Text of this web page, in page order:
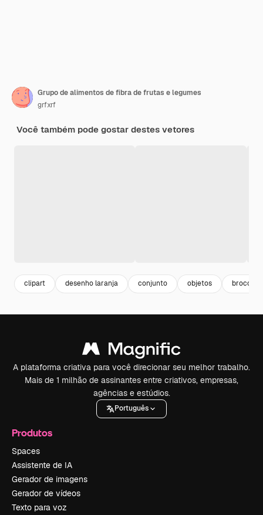
Grupo de alimentos de fibra de frutas e legumes
grfxrf
Você também pode gostar destes vetores
clipart desenho laranja conjunto objetos broccoli
A plataforma criativa para você direcionar seu melhor trabalho.
Mais de 1 milhão de assinantes entre criativos, empresas,
agências e estúdios.
Português
Produtos
Spaces
Assistente de IA
Gerador de imagens
Gerador de vídeos
Texto para voz